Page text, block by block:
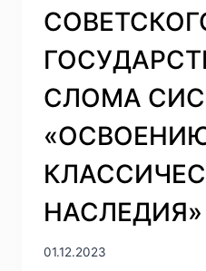
СЛОМА
НАСЛЕДИЯ»
01.12.2023